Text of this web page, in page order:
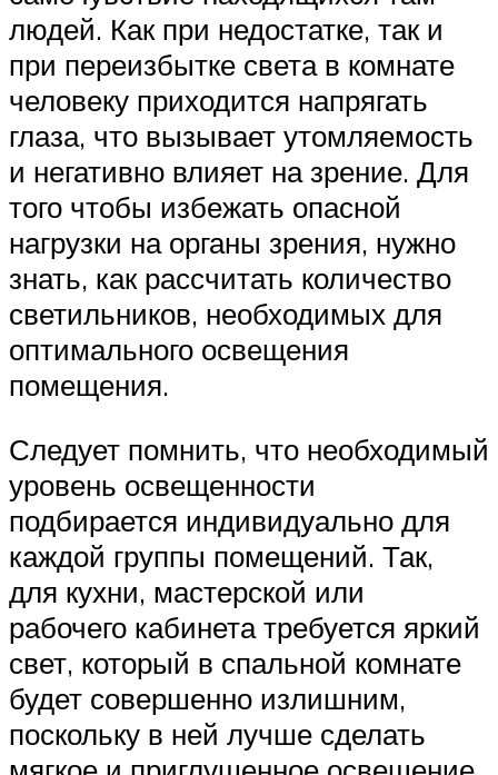
людей. Как при недостатке, так и
при переизбытке света в комнате
человеку приходится напрягать
глаза, что вызывает утомляемость
и негативно влияет на зрение. Для
того чтобы избежать опасной
нагрузки на органы зрения, нужно
знать, как рассчитать количество
светильников, необходимых для
оптимального освещения
помещения.
Следует помнить, что необходимый
уровень освещенности
подбирается индивидуально для
каждой группы помещений. Так,
для кухни, мастерской или
рабочего кабинета требуется яркий
свет, который в спальной комнате
будет совершенно излишним,
поскольку в ней лучше сделать